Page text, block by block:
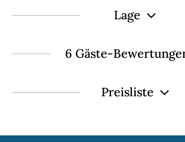
Lage
6 Gäste-
Preisliste